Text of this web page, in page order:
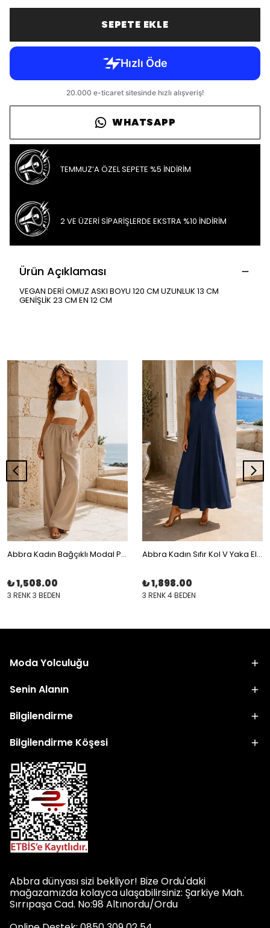
SEPETE EKLE
WHATSAPP
TEMMUZ’A ÖZEL SEPETE %5 İNDİRİM
2 VE ÜZERİ SİPARİŞLERDE EKSTRA %10 İNDİRİM
Ürün Açıklaması
VEGAN DERİ OMUZ ASKI BOYU 120 CM UZUNLUK 13 CM
GENİŞLİK 23 CM EN 12 CM
Abbra Kadın Bağçıklı Modal Pantolon
₺ 1,508.00
3 RENK 3 BEDEN
Abbra Kadın Sıfır Kol V Yaka Elbise
₺ 1,898.00
3 RENK 4 BEDEN
Moda Yolculuğu
Senin Alanın
Bilgilendirme
Bilgilendirme Köşesi
Abbra dünyası sizi bekliyor! Bize Ordu'daki
mağazamızda kolayca ulaşabilirsiniz: Şarkiye Mah.
Sırrıpaşa Cad. No:98 Altınordu/Ordu